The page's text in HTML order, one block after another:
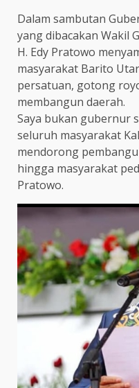
Dalam sambutan
yang dibacakan Wakil
H. Edy Pratowo
masyarakat Barito
persatuan, gotong
membangun daerah.
Saya bukan gubernur
seluruh masyarakat
mendorong
hingga masyarakat
Pratowo.